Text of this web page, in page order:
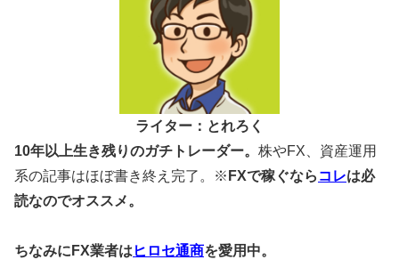
ライター：とれろく
10年以上生き残りのガチトレーダー。 株やFX、資産運用
系の記事はほぼ書き終え完了。※ FXで稼ぐなら コレは必
読なのでオススメ。
ちなみにFX業者は ヒロセ通商を愛用中。